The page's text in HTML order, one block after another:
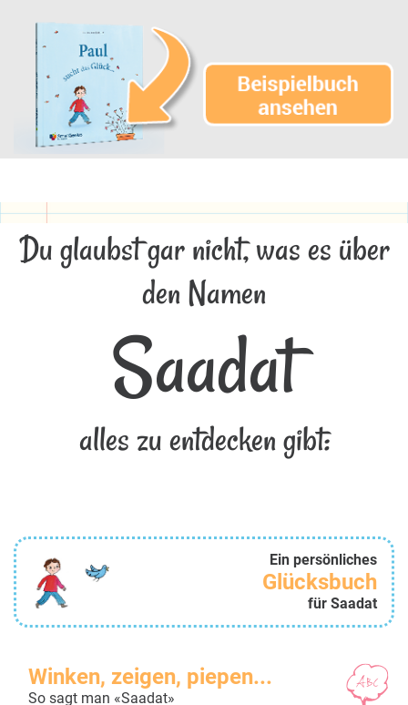
Du glaubst gar nicht, was es über
den Namen
Saadat
alles zu entdecken gibt:
Ein persönliches
Glücksbuch
für Saadat
Winken, zeigen, piepen...
So sagt man «Saadat»